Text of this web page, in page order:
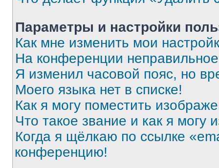
Параметры и настройки
Как мне изменить мои
На конференции
Я изменил часовой пояс, но
Моего языка нет в списке!
Как я могу поместить
Что такое звание и как я могу
Когда я щёлкаю по ссылке
конференцию!